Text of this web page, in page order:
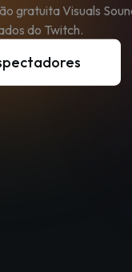
gratuita Visuals
do Twitch.